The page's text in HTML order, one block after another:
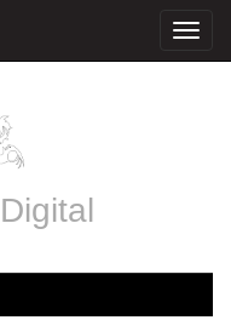
Digital